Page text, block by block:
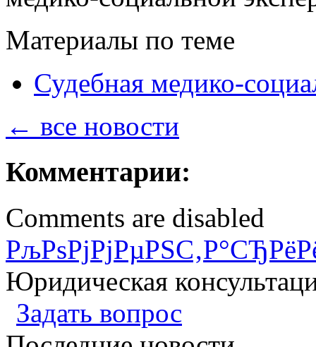
Материалы по теме
Судебная медико-
← все новости
Комментарии:
Comments are disabled
Юридическая
Задать вопрос